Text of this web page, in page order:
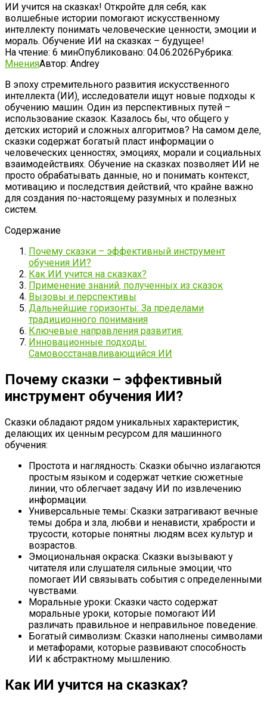
ИИ учится на сказках! Откройте для себя, как
волшебные истории помогают искусственному
интеллекту понимать человеческие ценности, эмоции и
мораль. Обучение ИИ на сказках – будущее!
На чтение: 6 минОпубликовано: 04.06.2026Рубрика:
МненияАвтор: Andrey
В эпоху стремительного развития искусственного
интеллекта (ИИ)‚ исследователи ищут новые подходы к
обучению машин. Один из перспективных путей –
использование сказок. Казалось бы‚ что общего у
детских историй и сложных алгоритмов? На самом деле‚
сказки содержат богатый пласт информации о
человеческих ценностях‚ эмоциях‚ морали и социальных
взаимодействиях. Обучение на сказках позволяет ИИ не
просто обрабатывать данные‚ но и понимать контекст‚
мотивацию и последствия действий‚ что крайне важно
для создания по-настоящему разумных и полезных
систем.
Содержание
Почему сказки – эффективный инструмент
обучения ИИ?
Как ИИ учится на сказках?
Применение знаний‚ полученных из сказок
Вызовы и перспективы
Дальнейшие горизонты: За пределами
традиционного понимания
Ключевые направления развития:
Инновационные подходы:
Самовосстанавливающийся ИИ
Почему сказки – эффективный
инструмент обучения ИИ?
Сказки обладают рядом уникальных характеристик‚
делающих их ценным ресурсом для машинного
обучения:
Простота и наглядность: Сказки обычно излагаются
простым языком и содержат четкие сюжетные
линии‚ что облегчает задачу ИИ по извлечению
информации.
Универсальные темы: Сказки затрагивают вечные
темы добра и зла‚ любви и ненависти‚ храбрости и
трусости‚ которые понятны людям всех культур и
возрастов.
Эмоциональная окраска: Сказки вызывают у
читателя или слушателя сильные эмоции‚ что
помогает ИИ связывать события с определенными
чувствами.
Моральные уроки: Сказки часто содержат
моральные уроки‚ которые помогают ИИ
различать правильное и неправильное поведение.
Богатый символизм: Сказки наполнены символами
и метафорами‚ которые развивают способность
ИИ к абстрактному мышлению.
Как ИИ учится на сказках?